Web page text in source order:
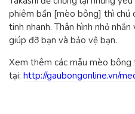
phiêm bẩn [mèo bông] thì chú
tinh nhanh. Thân hình nhỏ
giúp đỡ bạn và bảo vệ bạn.
Xem thêm các mẫu mèo bông
tại: http://gaubongonline.vn/